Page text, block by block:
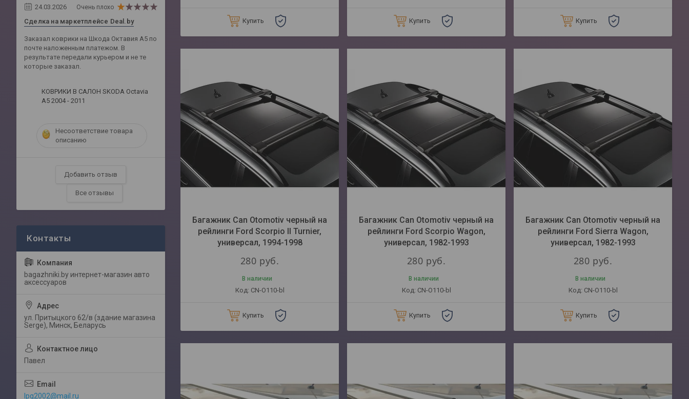
Купить Купить Купить
Багажник Can Otomotiv черный на
рейлинги Ford Scorpio II Turnier,
универсал, 1994-1998
280 руб.
В наличии
CN-O110-bl
Купить
Багажник Can Otomotiv черный на
рейлинги Ford Scorpio Wagon,
универсал, 1982-1993
280 руб.
В наличии
CN-O110-bl
Купить
Багажник Can Otomotiv черный на
рейлинги Ford Sierra Wagon,
универсал, 1982-1993
280 руб.
В наличии
CN-O110-bl
Купить
24.03.2026 Очень плохо
Сделка на маркетплейсе Deal.by
Заказал коврики на Шкода Октавия А5 по
почте наложенным платежом. В
результате передали курьером и не те
которые заказал.
КОВРИКИ В САЛОН SKODA Octavia
A5 2004 - 2011
Несоответствие товара
описанию
Добавить отзыв
Все отзывы
bagazhniki.by интернет-магазин авто
аксессуаров
ул. Притыцкого 62/в (здание магазина
Serge), Минск, Беларусь
Павел
lpg2002@mail.ru